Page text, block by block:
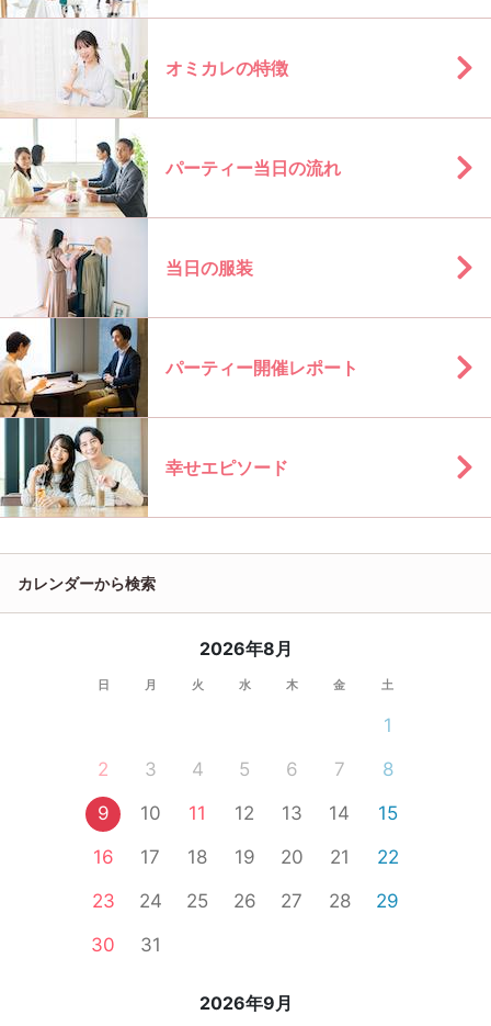
オミカレの特徴
パーティー当日の流れ
当日の服装
パーティー開催レポート
幸せエピソード
カレンダーから検索
2026年8月
日 月 火 水 木 金 土
1
2
3 4 5 6 7
8
9
10 11 12 13 14
15
16
17 18 19 20 21
22
23
24 25 26 27 28
29
30
31
2026年9月